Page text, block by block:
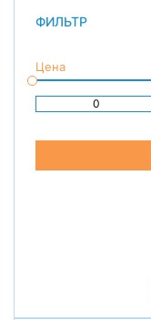
ФИЛЬТР
Цена